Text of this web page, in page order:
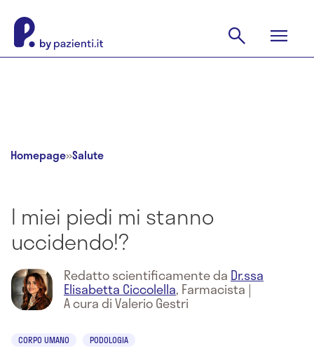
Homepage»Salute
I miei piedi mi stanno
uccidendo!?
Redatto scientificamente da Dr.ssa
Elisabetta Ciccolella, Farmacista |
A cura di Valerio Gestri
CORPO UMANO PODOLOGIA